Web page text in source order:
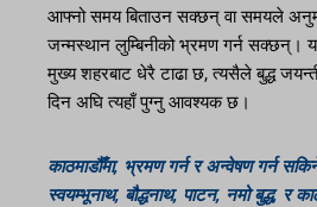
आफ्नो समय बिताउन सक्छन् वा समयले
जन्मस्थान लुम्बिनीको भ्रमण गर्न सक्छन्।
मुख्य शहरबाट धेरै टाढा छ, त्यसैले बुद्ध
दिन अघि त्यहाँ पुग्नु आवश्यक छ।
काठमाडौँमा, भ्रमण गर्न र अन्वेषण गर्न
स्वयम्भूनाथ, बौद्धनाथ, पाटन, नमो बुद्ध, र